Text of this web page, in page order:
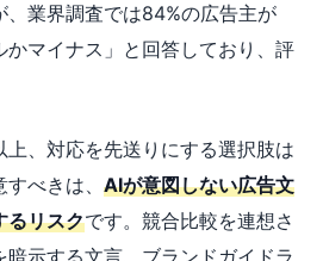
、業界調査では84%の広告主が
かマイナス」と回答しており、評
上、対応を先送りにする選択肢は
べきは、 AIが意図しない広告文
るリスクです。競合比較を連想さ